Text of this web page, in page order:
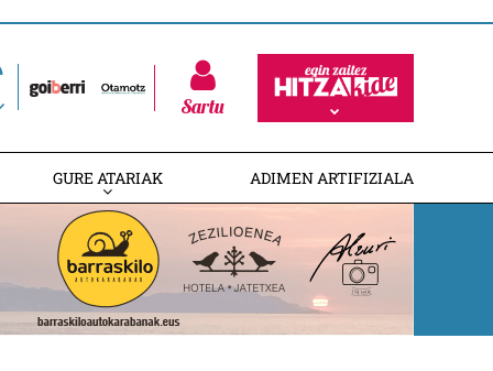
Sartu
GURE ATARIAK ADIMEN ARTIFIZIALA